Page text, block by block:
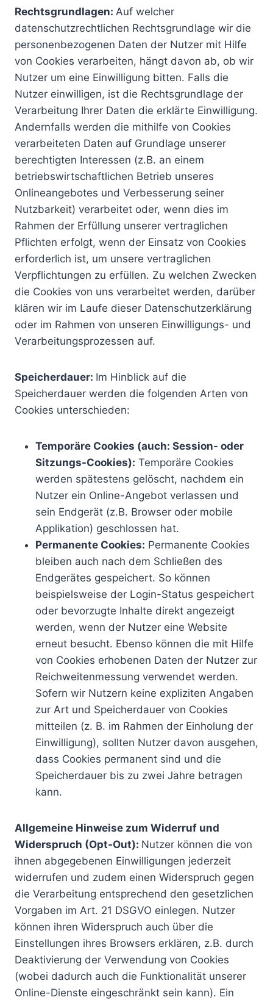
Rechtsgrundlagen: Auf welcher
datenschutzrechtlichen Rechtsgrundlage wir die
personenbezogenen Daten der Nutzer mit Hilfe
von Cookies verarbeiten, hängt davon ab, ob wir
Nutzer um eine Einwilligung bitten. Falls die
Nutzer einwilligen, ist die Rechtsgrundlage der
Verarbeitung Ihrer Daten die erklärte Einwilligung.
Andernfalls werden die mithilfe von Cookies
verarbeiteten Daten auf Grundlage unserer
berechtigten Interessen (z.B. an einem
betriebswirtschaftlichen Betrieb unseres
Onlineangebotes und Verbesserung seiner
Nutzbarkeit) verarbeitet oder, wenn dies im
Rahmen der Erfüllung unserer vertraglichen
Pflichten erfolgt, wenn der Einsatz von Cookies
erforderlich ist, um unsere vertraglichen
Verpflichtungen zu erfüllen. Zu welchen Zwecken
die Cookies von uns verarbeitet werden, darüber
klären wir im Laufe dieser Datenschutzerklärung
oder im Rahmen von unseren Einwilligungs- und
Verarbeitungsprozessen auf.
Speicherdauer: Im Hinblick auf die
Speicherdauer werden die folgenden Arten von
Cookies unterschieden:
Temporäre Cookies (auch: Session- oder
Sitzungs-Cookies): Temporäre Cookies
werden spätestens gelöscht, nachdem ein
Nutzer ein Online-Angebot verlassen und
sein Endgerät (z.B. Browser oder mobile
Applikation) geschlossen hat.
Permanente Cookies: Permanente Cookies
bleiben auch nach dem Schließen des
Endgerätes gespeichert. So können
beispielsweise der Login-Status gespeichert
oder bevorzugte Inhalte direkt angezeigt
werden, wenn der Nutzer eine Website
erneut besucht. Ebenso können die mit Hilfe
von Cookies erhobenen Daten der Nutzer zur
Reichweitenmessung verwendet werden.
Sofern wir Nutzern keine expliziten Angaben
zur Art und Speicherdauer von Cookies
mitteilen (z. B. im Rahmen der Einholung der
Einwilligung), sollten Nutzer davon ausgehen,
dass Cookies permanent sind und die
Speicherdauer bis zu zwei Jahre betragen
kann.
Allgemeine Hinweise zum Widerruf und
Widerspruch (Opt-Out): Nutzer können die von
ihnen abgegebenen Einwilligungen jederzeit
widerrufen und zudem einen Widerspruch gegen
die Verarbeitung entsprechend den gesetzlichen
Vorgaben im Art. 21 DSGVO einlegen. Nutzer
können ihren Widerspruch auch über die
Einstellungen ihres Browsers erklären, z.B. durch
Deaktivierung der Verwendung von Cookies
(wobei dadurch auch die Funktionalität unserer
Online-Dienste eingeschränkt sein kann). Ein